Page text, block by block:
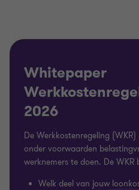
Whitepaper
2026
De Werkkostenregeling
onder voorwaarden
werknemers te doen. De WKR
Welk deel van jouw